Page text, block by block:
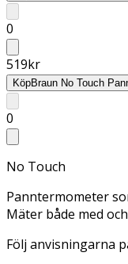
0
519kr
KöpBraun No Touch
0
No Touch
Panntermometer
Mäter både med
Följ anvisningarna